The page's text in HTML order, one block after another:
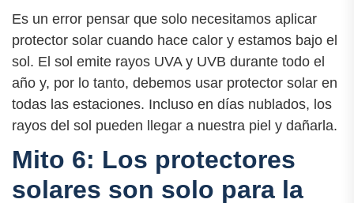
Es un error pensar que solo necesitamos aplicar
protector solar cuando hace calor y estamos bajo el
sol. El sol emite rayos UVA y UVB durante todo el
año y, por lo tanto, debemos usar protector solar en
todas las estaciones. Incluso en días nublados, los
rayos del sol pueden llegar a nuestra piel y dañarla.
Mito 6: Los protectores
solares son solo para la